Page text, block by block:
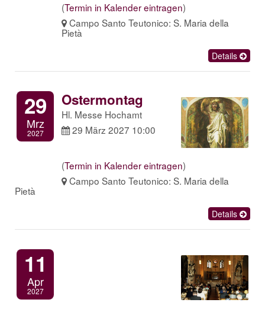
(Termin in Kalender eintragen)
Campo Santo Teutonico: S. Maria della
Pietà
Details
29
Mrz
2027
Ostermontag
Hl. Messe Hochamt
29 März 2027 10:00
(Termin in Kalender eintragen)
Campo Santo Teutonico: S. Maria della
Pietà
Details
11
Apr
2027